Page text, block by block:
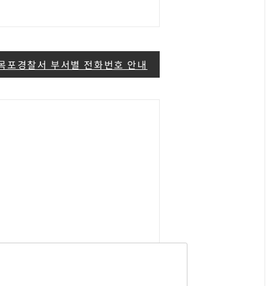
포경찰서 부서별 전화번호 안내